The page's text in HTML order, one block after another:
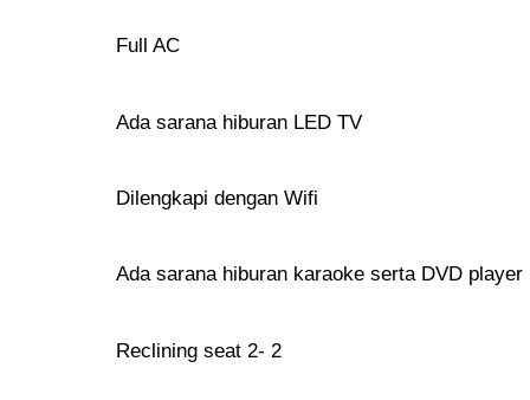
Full AC
Ada sarana hiburan LED TV
Dilengkapi dengan Wifi
Ada sarana hiburan karaoke serta DVD player
Reclining seat 2- 2